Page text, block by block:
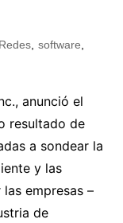
Redes, software
anunció el
resultado de
a sondear la
y las
empresas –
de